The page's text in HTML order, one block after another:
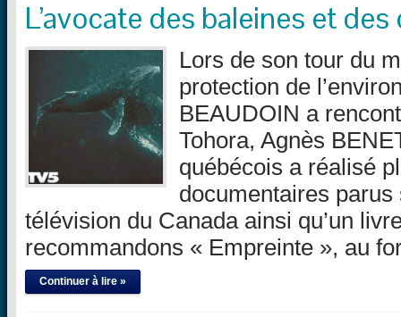
L’avocate des baleines et
Lors de son tour du
protection de
BEAUDOIN a
Tohora, Agnès
québécois a réalisé
documentaires
télévision du Canada ainsi qu’un
recommandons « Empreinte », au
Continuer à lire »